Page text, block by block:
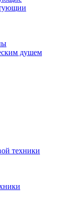
душем
техники